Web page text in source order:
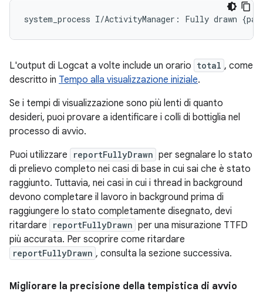
L'output di Logcat a volte include un orario total , come
descritto in Tempo alla visualizzazione iniziale.
Se i tempi di visualizzazione sono più lenti di quanto
desideri, puoi provare a identificare i colli di bottiglia nel
processo di avvio.
Puoi utilizzare
reportFullyDrawn per segnalare lo stato
di prelievo completo nei casi di base in cui sai che è stato
raggiunto. Tuttavia, nei casi in cui i thread in background
devono completare il lavoro in background prima di
raggiungere lo stato completamente disegnato, devi
ritardare
reportFullyDrawn per una misurazione TTFD
più accurata. Per scoprire come ritardare
reportFullyDrawn , consulta la sezione successiva.
Migliorare la precisione della tempistica di avvio